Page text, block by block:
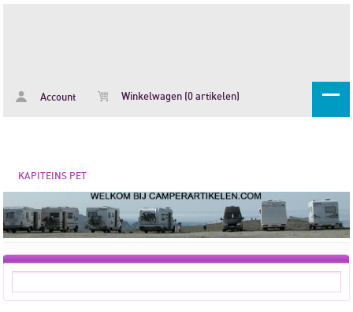
Account Winkelwagen (0 artikelen)
KAPITEINS PET